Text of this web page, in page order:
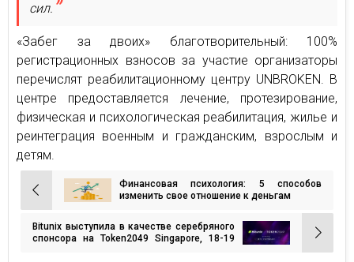
сил.
«Забег за двоих» благотворительный: 100%
регистрационных взносов за участие организаторы
перечислят реабилитационному центру UNBROKEN. В
центре предоставляется лечение, протезирование,
физическая и психологическая реабилитация, жилье и
реинтеграция военным и гражданским, взрослым и
детям.
Навигация
по
записям
Финансовая психология: 5 способов
изменить свое отношение к деньгам
Bitunix выступила в качестве серебряного
спонсора на Token2049 Singapore, 18-19